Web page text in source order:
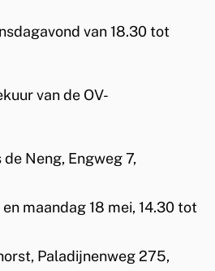
van 18.30 tot
van de OV-
Neng, Engweg 7,
maandag 18 mei, 14.30 tot
Paladijnenweg 275,